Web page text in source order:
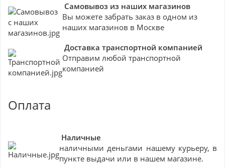
Самовывоз из наших магазинов
Вы можете забрать заказ в одном из
наших магазинов в Москве
Доставка транспортной компанией
Отправим любой транспортной
компанией
Оплата
Наличные
наличными деньгами нашему курьеру, в
пункте выдачи или в нашем магазине.